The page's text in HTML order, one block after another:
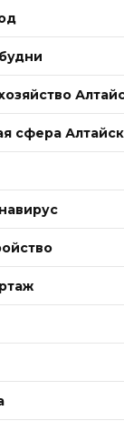
сфера